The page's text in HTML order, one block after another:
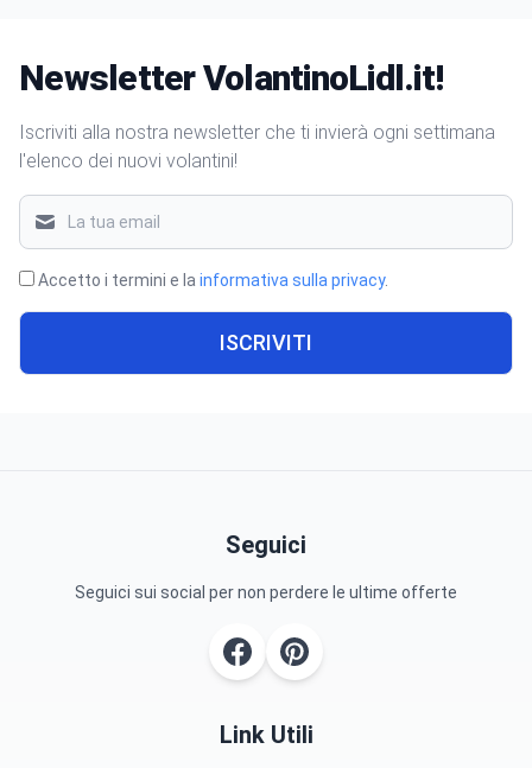
Newsletter VolantinoLidl.it!
Iscriviti alla nostra newsletter che ti invierà ogni settimana
l'elenco dei nuovi volantini!
Accetto i termini e la informativa sulla privacy.
ISCRIVITI
Seguici
Seguici sui social per non perdere le ultime offerte
Link Utili